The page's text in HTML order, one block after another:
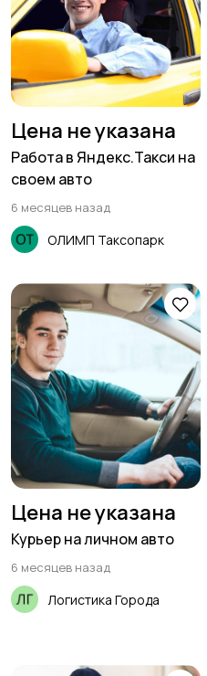
Информационные
технологии
Магазины
Медицина
Образование и наука
Перевозки, склад,
закупки
Производство
Цена не указана
Работа в Яндекс.Такси на
своем авто
6 месяцев назад
ОЛИМП Таксопарк
Цена не указана
Курьер на личном авто
6 месяцев назад
Логистика Города